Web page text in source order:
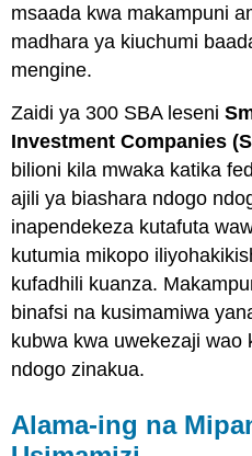
msaada kwa makampuni
madhara ya kiuchumi
mengine.
Zaidi ya 300 SBA leseni
Investment Companies
bilioni kila mwaka katika
ajili ya biashara ndogo
inapendekeza kutafuta
kutumia mikopo
kufadhili kuanza.
binafsi na kusimamiwa
kubwa kwa uwekezaji wao
ndogo zinakua.
Alama-ing na